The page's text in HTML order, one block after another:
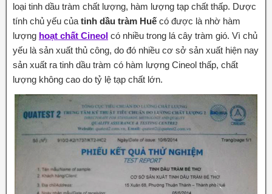
loại tinh dầu tràm chất lượng, hàm lượng tạp chất thấp. Dược
tính chủ yếu của tinh dầu tràm Huế có được là nhờ hàm
lượng hoạt chất Cineol có nhiều trong lá cây tràm gió. Vì chủ
yếu là sản xuất thủ công, do đó nhiều cơ sở sản xuất hiện nay
sản xuất ra tinh dầu tràm có hàm lượng Cineol thấp, chất
lượng không cao do tỷ lệ tạp chất lớn.